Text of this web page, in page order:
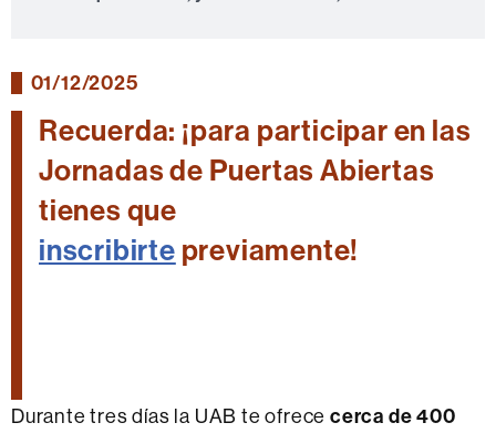
01/12/2025
Recuerda: ¡para participar en las
Jornadas de Puertas Abiertas
tienes que
inscribirte previamente!
Durante tres días la UAB te ofrece cerca de 400